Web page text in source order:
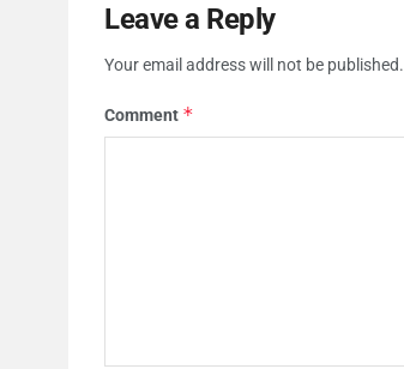
Leave a Reply
Your email address will not be published.
Comment *